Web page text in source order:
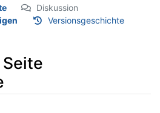
Diskussion
Versionsgeschichte